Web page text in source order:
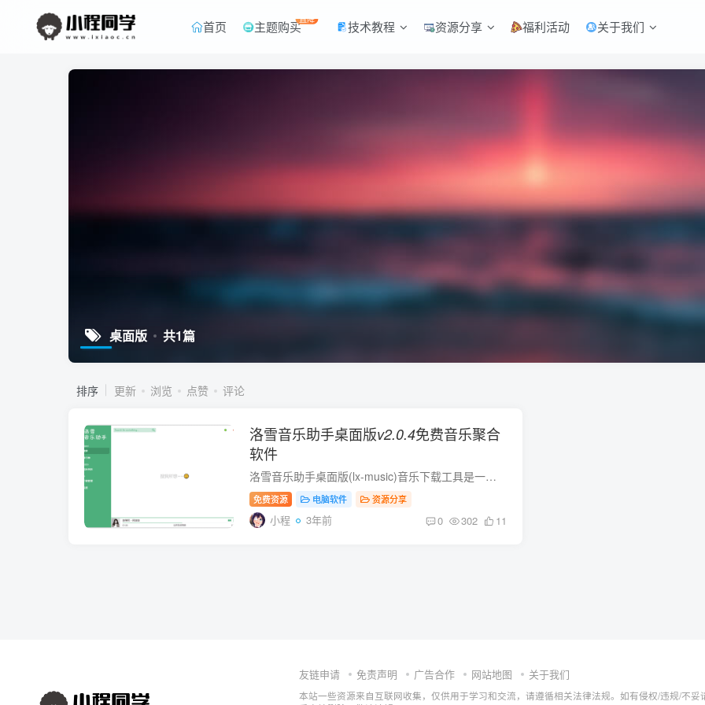
首页 主题购买直降 技术教程 资源分享 福利活动 关于我们
桌面版 共1篇
排序 更新 浏览 点赞 评论
洛雪音乐助手桌面版v2.0.4免费音乐聚合
软件
洛雪音乐助手桌面版(lx-music)音乐下载工具是一款音乐聚合软件.聚合大量音乐平台搜索接口,免费在线试听下载全网付费歌曲版权音乐;挖掘酷狗音乐歌单,酷我音乐排行榜;可选音乐来源接口,下载歌词,...
免费资源 电脑软件 资源分享
小程 3年前 0 302 11
友链申请 免责声明 广告合作 网站地图 关于我们
本站一些资源来自互联网收集，仅供用于学习和交流，请遵循相关法律法规。如有侵权/违规/不妥